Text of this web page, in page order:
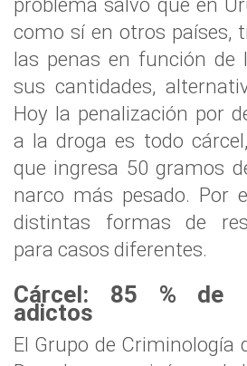
como sí en otros países,
las penas en función de
sus cantidades,
Hoy la penalización por
a la droga es todo
que ingresa 50 gramos
narco más pesado. Por
distintas formas de
para casos diferentes.
Cárcel: 85 % de
adictos
El Grupo de Criminología